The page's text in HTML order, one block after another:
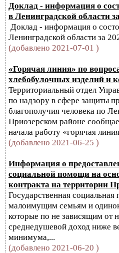
Доклад - информация о
в Ленинградской области
Доклад - информация о
Ленинградской области за
(добавлено 2021-07-01 )
«Горячая линия» по
хлебобулочных изделий и
Территориальный отдел
по надзору в сфере защиты
благополучия человека по
Приозерском районе
начала работу «горячая
(добавлено 2021-06-25 )
Информация о
социальной помощи на
контракта на территории
Государственная
малоимущим семьям и
которые по не зависящим от
среднедушевой доход ниже
минимума,...
(добавлено 2021-06-20 )